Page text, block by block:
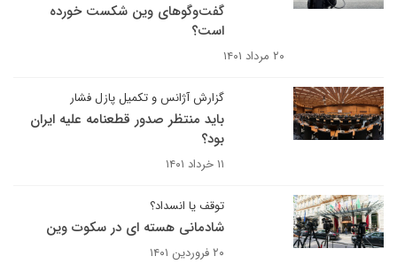
گفت‌وگوهای وین شکست خورده
است؟
۲۰ مرداد ۱۴۰۱
گزارش آژانس و تکمیل پازل فشار
باید منتظر صدور قطعنامه علیه ایران
بود؟
۱۱ خرداد ۱۴۰۱
توقف یا انسداد؟
شادمانی هسته ای در سکوت وین
۲۰ فروردین ۱۴۰۱